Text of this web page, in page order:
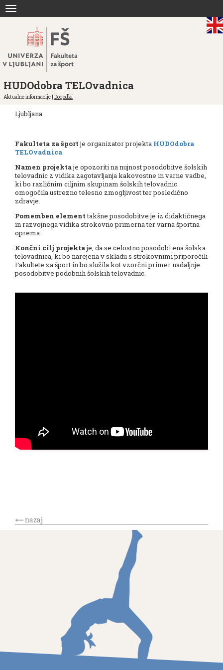
navigation
HUDOdobra TELOvadnica
Aktualne informacije | Dogodki
Ljubljana
Fakulteta za športje organizator projekta HUDOdobra
TELOvadnica.
Namen projektaje opozoriti na nujnost posodobitve šolskih
telovadnic z vidika zagotavljanja kakovostne in varne vadbe,
ki bo različnim ciljnim skupinam šolskih telovadnic
omogočila ustrezno telesno zmogljivost ter posledično
zdravje.
Pomemben elementtakšne posodobitve je iz didaktičnega
in razvojnega vidika strokovno primerna ter varna športna
oprema.
Končni cilj projektaje, da se celostno posodobi ena šolska
telovadnica, ki bo narejena v skladu s strokovnimi priporočili
Fakultete za šport in bo služila kot vzorčni primer nadaljnje
posodobitve podobnih šolskih telovadnic.
nazaj